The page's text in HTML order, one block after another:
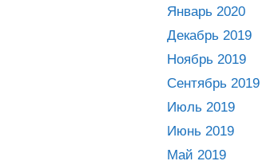
Январь 2020
Декабрь 2019
Ноябрь 2019
Сентябрь 2019
Июль 2019
Июнь 2019
Май 2019